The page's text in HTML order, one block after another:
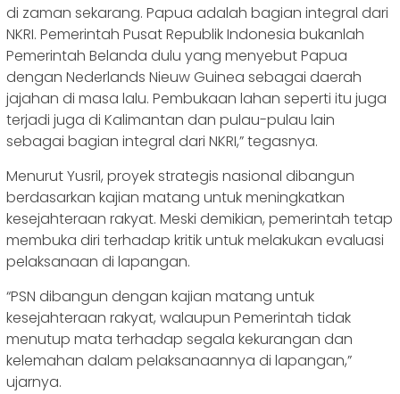
di zaman sekarang. Papua adalah bagian integral dari
NKRI. Pemerintah Pusat Republik Indonesia bukanlah
Pemerintah Belanda dulu yang menyebut Papua
dengan Nederlands Nieuw Guinea sebagai daerah
jajahan di masa lalu. Pembukaan lahan seperti itu juga
terjadi juga di Kalimantan dan pulau-pulau lain
sebagai bagian integral dari NKRI,” tegasnya.
Menurut Yusril, proyek strategis nasional dibangun
berdasarkan kajian matang untuk meningkatkan
kesejahteraan rakyat. Meski demikian, pemerintah tetap
membuka diri terhadap kritik untuk melakukan evaluasi
pelaksanaan di lapangan.
“PSN dibangun dengan kajian matang untuk
kesejahteraan rakyat, walaupun Pemerintah tidak
menutup mata terhadap segala kekurangan dan
kelemahan dalam pelaksanaannya di lapangan,”
ujarnya.